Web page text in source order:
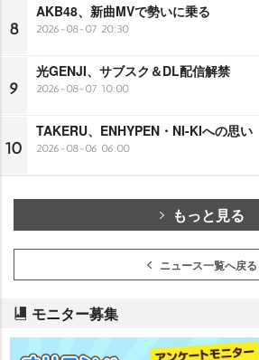
8
AKB48、新曲MVで勢いに乗る
2026-08-07 20:30
9
光GENJI、サブスク＆DL配信解禁
2026-08-07 10:00
10
TAKERU、ENHYPEN・NI-KIへの思い
2026-08-06 06:00
もっと見る
ニュース一覧へ戻る
モニター募集